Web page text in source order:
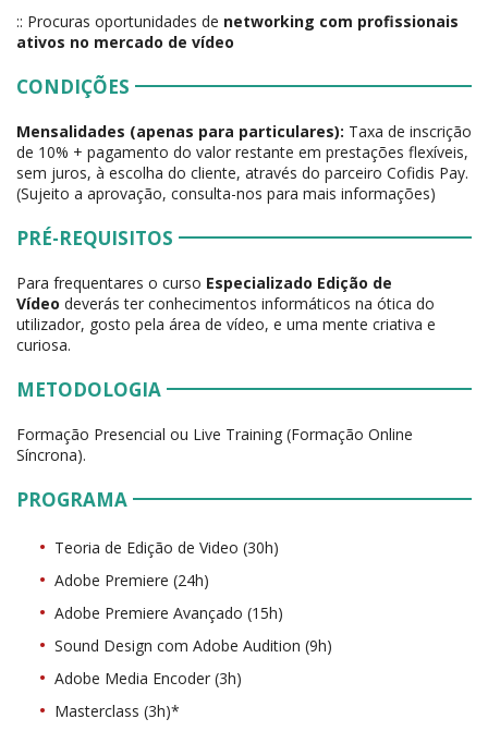
:: Procuras oportunidades de networking com profissionais
ativos no mercado de vídeo
CONDIÇÕES
Mensalidades (apenas para particulares): Taxa de inscrição
de 10% + pagamento do valor restante em prestações flexíveis,
sem juros, à escolha do cliente, através do parceiro Cofidis Pay.
(Sujeito a aprovação, consulta-nos para mais informações)
PRÉ-REQUISITOS
Para frequentares o curso Especializado Edição de
Vídeo deverás ter conhecimentos informáticos na ótica do
utilizador, gosto pela área de vídeo, e uma mente criativa e
curiosa.
METODOLOGIA
Formação Presencial ou Live Training (Formação Online
Síncrona).
PROGRAMA
Teoria de Edição de Video (30h)
Adobe Premiere (24h)
Adobe Premiere Avançado (15h)
Sound Design com Adobe Audition (9h)
Adobe Media Encoder (3h)
Masterclass (3h)*